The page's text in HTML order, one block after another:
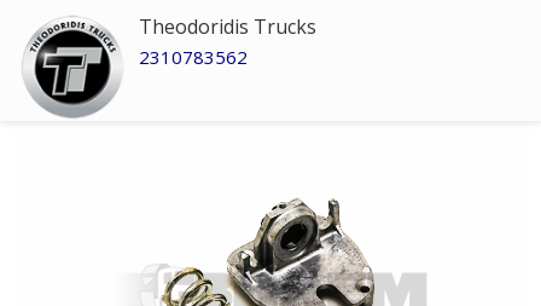
Theodoridis Trucks
2310783562